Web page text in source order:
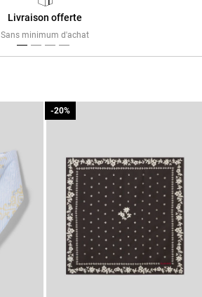
Livraison offerte
Sans minimum d'achat
-20%
-20%